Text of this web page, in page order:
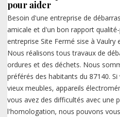
pour aider
Besoin d'une entreprise de
amicale et d'un bon rapport
entreprise Site Fermé sise à Vaulry
Nous réalisons tous travaux de
ordures et des déchets. Nous
préférés des habitants du 87140.
vieux meubles, appareils
vous avez des difficultés avec une
l'homologation, nous pouvons